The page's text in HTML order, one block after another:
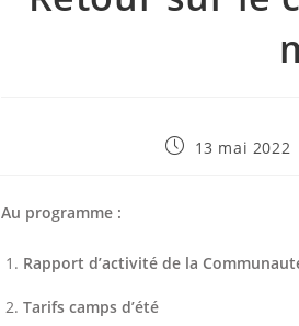
Publication
13 mai 2022
Au programme :
Rapport d’activité de la
Tarifs camps d’été